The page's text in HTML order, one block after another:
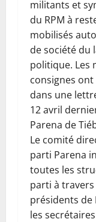
militants et
du RPM à
mobilisés
de société du
politique. Les
consignes
dans une
12 avril
Parena de
Le comité
parti Parena
toutes les
parti à travers
présidents de
les